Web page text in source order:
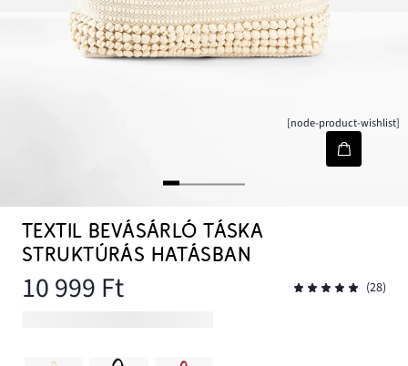
[node-product-wishlist]
TEXTIL BEVÁSÁRLÓ TÁSKA
STRUKTÚRÁS HATÁSBAN
10 999 Ft (28)